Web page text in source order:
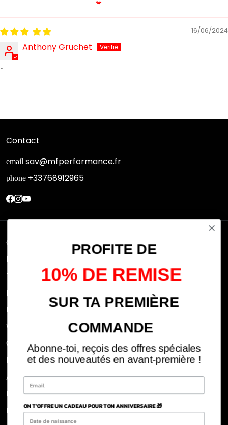
16/06/2024
Anthony Gruchet
´
Contact
email sav@mfperformance.fr
phone +33768912965
Quick links
Research
Terms of use
FAQs
Privacy Policy
Withdrawal rights
OFFICIAL DEALERS
Legal notices
ABOUT US
REJOINS LA TEAM
BLOG
PROFITE DE
10% DE REMISE
SUR TA PREMIÈRE
COMMANDE
Abonne-toi, reçois des offres spéciales
et des nouveautés en avant-première !
ON T'OFFRE UN CADEAU POUR TON ANNIVERSAIRE 🎁